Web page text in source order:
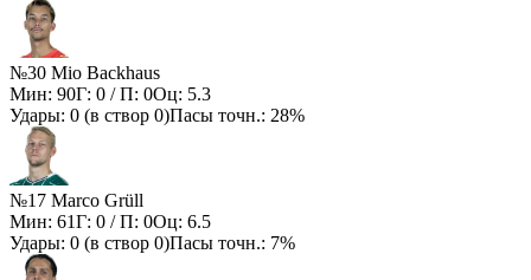
№30 Mio Backhaus
Мин: 90Г: 0 / П: 0Оц: 5.3
Удары: 0 (в створ 0)Пасы точн.: 28%
№17 Marco Grüll
Мин: 61Г: 0 / П: 0Оц: 6.5
Удары: 0 (в створ 0)Пасы точн.: 7%